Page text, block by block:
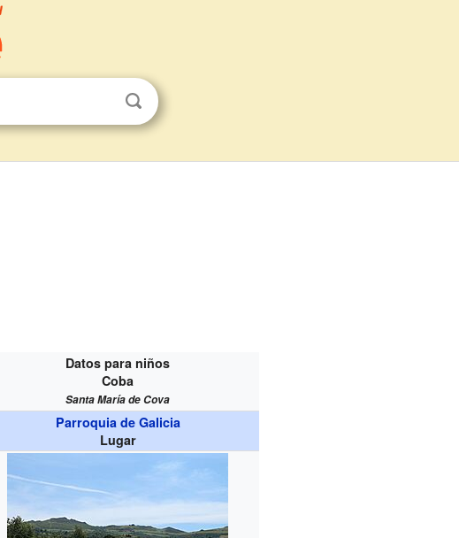
Datos para niños
Coba
Santa María de Cova
Parroquia de Galicia
Lugar